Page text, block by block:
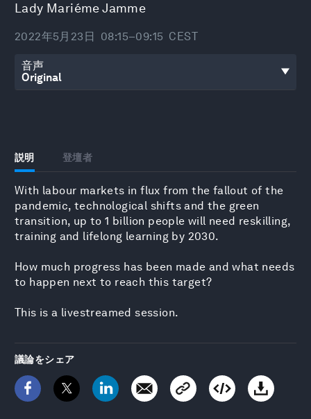
Lady Mariéme Jamme
2022年5月23日 08:15–09:15 CEST
音声
説明 登壇者
With labour markets in flux from the fallout of the
pandemic, technological shifts and the green
transition, up to 1 billion people will need reskilling,
training and lifelong learning by 2030.
How much progress has been made and what needs
to happen next to reach this target?
This is a livestreamed session.
議論をシェア